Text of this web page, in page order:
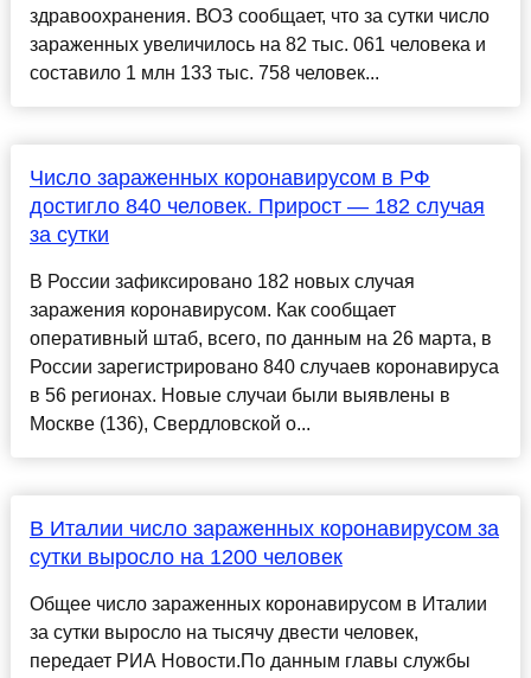
здравоохранения. ВОЗ сообщает, что за сутки число
зараженных увеличилось на 82 тыс. 061 человека и
составило 1 млн 133 тыс. 758 человек...
Число зараженных коронавирусом в РФ
достигло 840 человек. Прирост — 182 случая
за сутки
В России зафиксировано 182 новых случая
заражения коронавирусом. Как сообщает
оперативный штаб, всего, по данным на 26 марта, в
России зарегистрировано 840 случаев коронавируса
в 56 регионах. Новые случаи были выявлены в
Москве (136), Свердловской о...
В Италии число зараженных коронавирусом за
сутки выросло на 1200 человек
Общее число зараженных коронавирусом в Италии
за сутки выросло на тысячу двести человек,
передает РИА Новости.По данным главы службы